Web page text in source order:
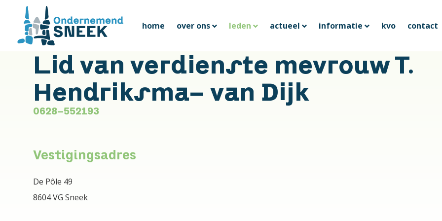
home over ons leden actueel informatie kvo contact
Lid van verdienste mevrouw T.
Hendriksma- van Dijk
0628-552193
Vestigingsadres
De Pôle 49
8604 VG Sneek